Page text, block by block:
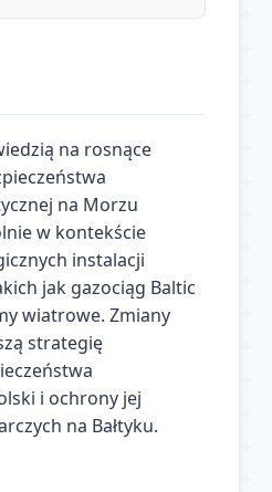
na rosnące
na Morzu
w kontekście
instalacji
jak gazociąg Baltic
wiatrowe. Zmiany
strategię
i ochrony jej
na Bałtyku.